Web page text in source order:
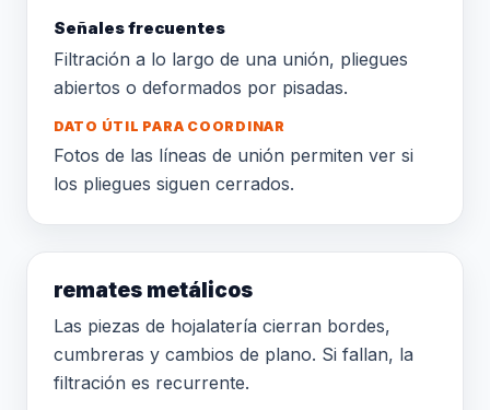
Señales frecuentes
Filtración a lo largo de una unión, pliegues
abiertos o deformados por pisadas.
DATO ÚTIL PARA COORDINAR
Fotos de las líneas de unión permiten ver si
los pliegues siguen cerrados.
remates metálicos
Las piezas de hojalatería cierran bordes,
cumbreras y cambios de plano. Si fallan, la
filtración es recurrente.